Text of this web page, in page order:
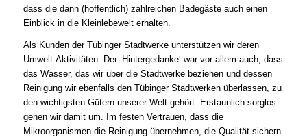
dass die dann (hoffentlich) zahlreichen Badegäste auch einen
Einblick in die Kleinlebewelt erhalten.
Als Kunden der Tübinger Stadtwerke unterstützen wir deren
Umwelt-Aktivitäten. Der ‚Hintergedanke‘ war vor allem auch, dass
das Wasser, das wir über die Stadtwerke beziehen und dessen
Reinigung wir ebenfalls den Tübinger Stadtwerken überlassen, zu
den wichtigsten Gütern unserer Welt gehört. Erstaunlich sorglos
gehen wir damit um. Im festen Vertrauen, dass die
Mikroorganismen die Reinigung übernehmen, die Qualität sichern